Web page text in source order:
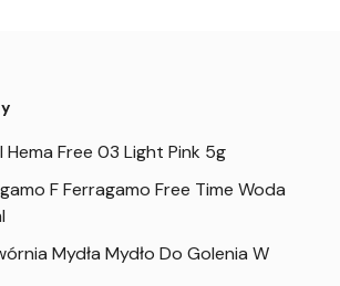
Hema Free 03 Light Pink 5g
F Ferragamo Free Time Woda
Mydła Mydło Do Golenia W